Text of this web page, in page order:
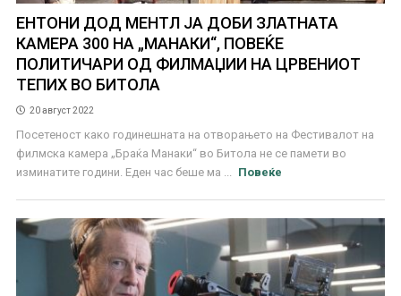
ЕНТОНИ ДОД МЕНТЛ ЈА ДОБИ ЗЛАТНАТА
КАМЕРА 300 НА „МАНАКИ“, ПОВЕЌЕ
ПОЛИТИЧАРИ ОД ФИЛМАЏИИ НА ЦРВЕНИОТ
ТЕПИХ ВО БИТОЛА
20 август 2022
Посетеност како годинешната на отворањето на Фестивалот на
филмска камера „Браќа Манаки“ во Битола не се памети во
изминатите години. Еден час беше ма ...
Повеќе